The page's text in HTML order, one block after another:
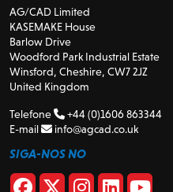
AG/CAD Limited
KASEMAKE House
Barlow Drive
Woodford Park Industrial Estate
Winsford, Cheshire, CW7 2JZ
United Kingdom
Telefone
+44 (0)1606 863344
E-mail
info@agcad.co.uk
SIGA-NOS NO